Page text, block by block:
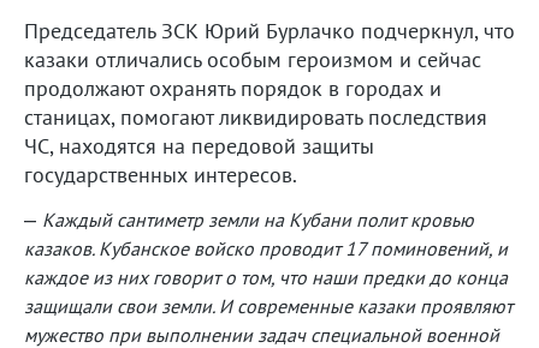
Председатель ЗСК Юрий Бурлачко подчеркнул, что
казаки отличались особым героизмом и сейчас
продолжают охранять порядок в городах и
станицах, помогают ликвидировать последствия
ЧС, находятся на передовой защиты
государственных интересов.
– Каждый сантиметр земли на Кубани полит кровью
казаков. Кубанское войско проводит 17 поминовений, и
каждое из них говорит о том, что наши предки до конца
защищали свои земли. И современные казаки проявляют
мужество при выполнении задач специальной военной